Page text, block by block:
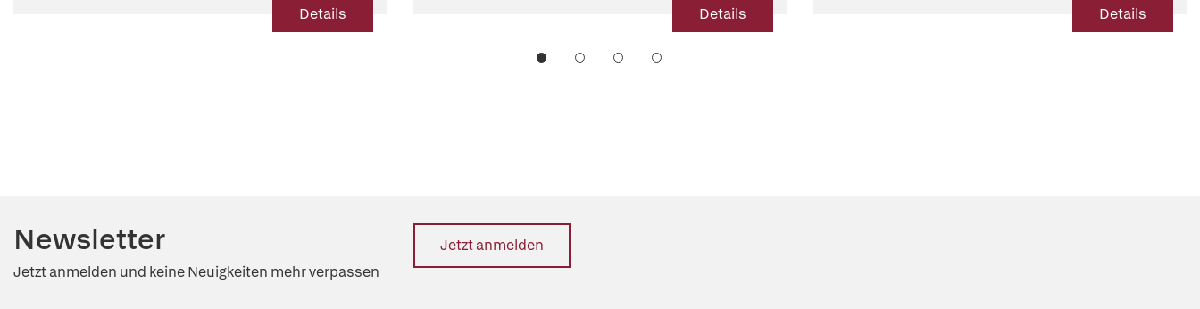
Details Details Details
Newsletter
Jetzt anmelden und keine Neuigkeiten mehr verpassen
Jetzt anmelden